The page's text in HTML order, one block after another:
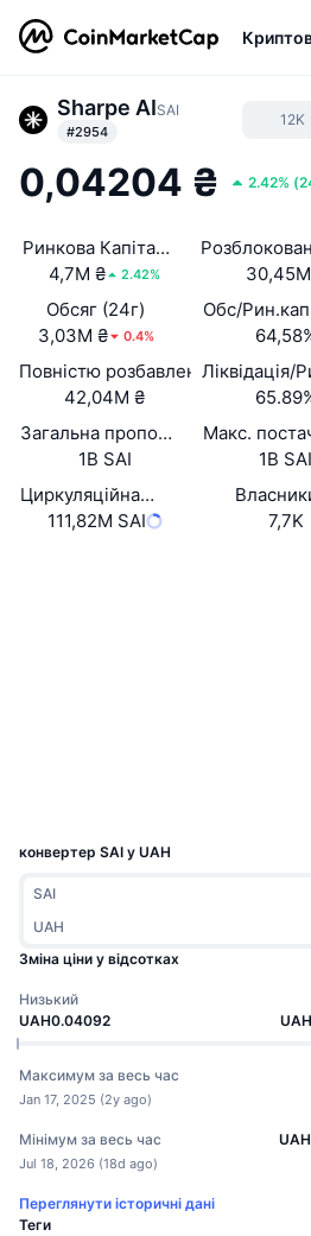
Sharpe AISAI
#2954
12K
0,04204 ₴ 2.42% (
Ринкова Капіталізація
4,7M ₴
2.42%
Обсяг (24г)
3,03M ₴
0.4%
Обс/
Повністю розбавлена вартість
42,04M ₴
Ліквідація/
Загальна пропозиція
1B SAI
Макс.
1B SAI
Циркуляційна пропозиція
111,82M SAI
7,7K
конвертер SAI у UAH
SAI
UAH
Зміна ціни у відсотках
Низький
UAH0.04092
Максимум за весь час
Jan 17, 2025 (2y ago)
Мінімум за весь час
Jul 18, 2026 (18d ago)
Переглянути історичні дані
Теги